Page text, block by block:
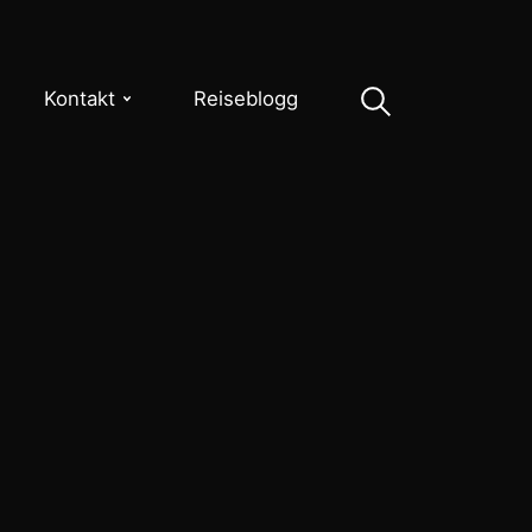
Kontakt Reiseblogg